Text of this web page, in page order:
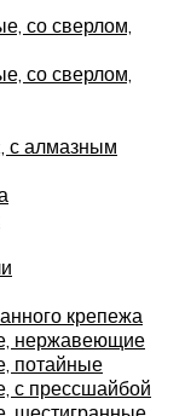
со сверлом,
со сверлом,
с алмазным
крепежа
нержавеющие
потайные
с прессшайбой